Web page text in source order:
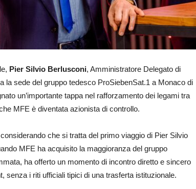
Pier Silvio Berlusconi, Amministratore Delegato di
la sede del gruppo tedesco ProSiebenSat.1 a Monaco di
un’importante tappa nel rafforzamento dei legami tra
MFE è diventata azionista di controllo.
che si tratta del primo viaggio di Pier Silvio
MFE ha acquisito la maggioranza del gruppo
ha offerto un momento di incontro diretto e sincero
i riti ufficiali tipici di una trasferta istituzionale.